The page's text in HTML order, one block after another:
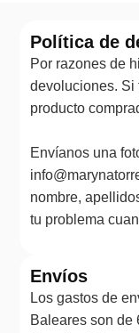
Política de
Por razones de
devoluciones. Si
producto
Envíanos una
nombre,
tu problema
Envíos
Los gastos de
Baleares son de